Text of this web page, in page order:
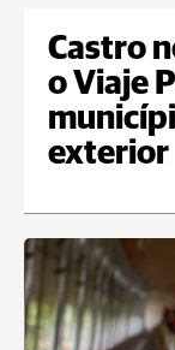
Castro
o Viaje
exterior